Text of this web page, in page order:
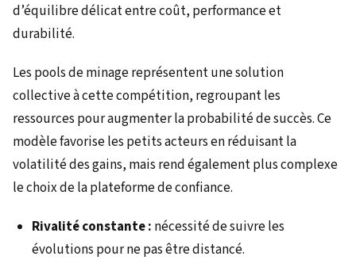
d’équilibre délicat entre coût, performance et
durabilité.
Les pools de minage représentent une solution
collective à cette compétition, regroupant les
ressources pour augmenter la probabilité de succès. Ce
modèle favorise les petits acteurs en réduisant la
volatilité des gains, mais rend également plus complexe
le choix de la plateforme de confiance.
Rivalité constante : nécessité de suivre les
évolutions pour ne pas être distancé.